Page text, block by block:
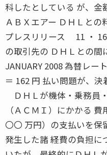
科したとしている が、金
ＡＢＸエアー ＤＨＬと
プレスリリース 11 ・
の取引先の ＤＨＬとの
JANUARY 2008 為替レー
＝ 162 円 払い問題が、決
ＤＨＬが機体・乗務員
（ＡＣＭＩ）にかかる
〇〇 万円）の支払いを保
発生した諸 経費の負担に